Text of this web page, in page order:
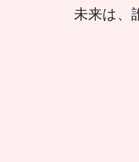
未来は、